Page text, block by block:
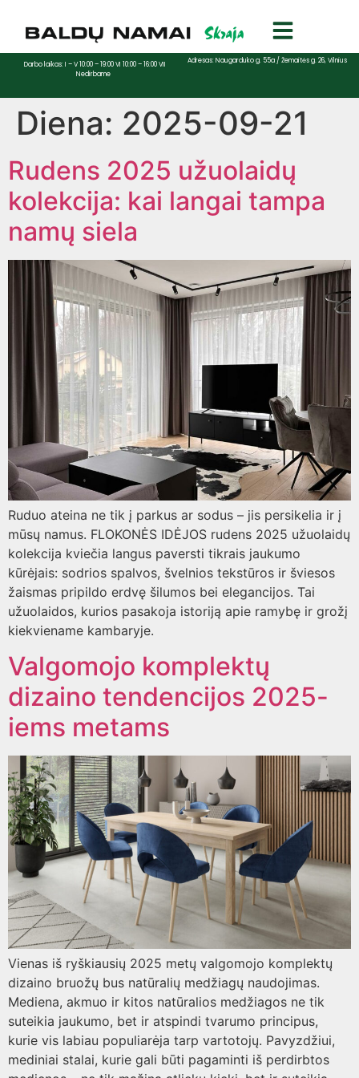
Darbo laikas: I – V 10:00 – 19:00 VI 10:00 – 16:00 VII
Nedirbame
Adresas: Naugarduko g. 55a / Žemaitės g. 26, Vilnius
Diena: 2025-09-21
Rudens 2025 užuolaidų
kolekcija: kai langai tampa
namų siela
Ruduo ateina ne tik į parkus ar sodus – jis persikelia ir į
mūsų namus. FLOKONĖS IDĖJOS rudens 2025 užuolaidų
kolekcija kviečia langus paversti tikrais jaukumo
kūrėjais: sodrios spalvos, švelnios tekstūros ir šviesos
žaismas pripildo erdvę šilumos bei elegancijos. Tai
užuolaidos, kurios pasakoja istoriją apie ramybę ir grožį
kiekviename kambaryje.
Valgomojo komplektų
dizaino tendencijos 2025-
iems metams
Vienas iš ryškiausių 2025 metų valgomojo komplektų
dizaino bruožų bus natūralių medžiagų naudojimas.
Mediena, akmuo ir kitos natūralios medžiagos ne tik
suteikia jaukumo, bet ir atspindi tvarumo principus,
kurie vis labiau populiarėja tarp vartotojų. Pavyzdžiui,
mediniai stalai, kurie gali būti pagaminti iš perdirbtos